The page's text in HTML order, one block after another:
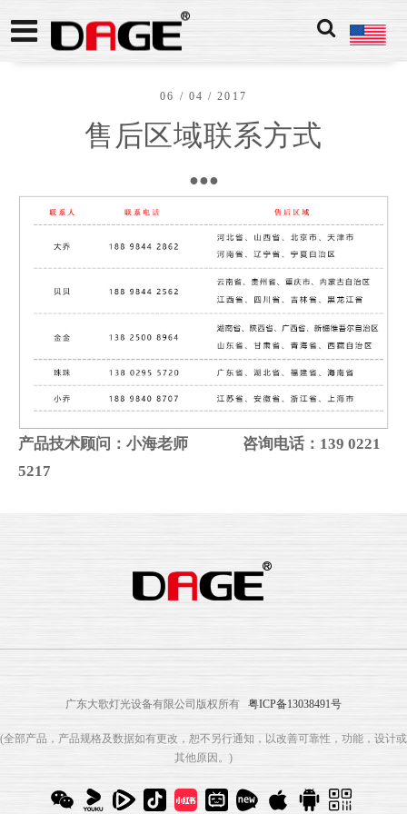
06 / 04 / 2017
售后区域联系方式
●●●
产品技术顾问：小海老师 咨询电话：139 0221
5217
广东大歌灯光设备有限公司版权所有 粤ICP备13038491号
(全部产品，产品规格及数据如有更改，恕不另行通知，以改善可靠性，功能，设计或
其他原因。)